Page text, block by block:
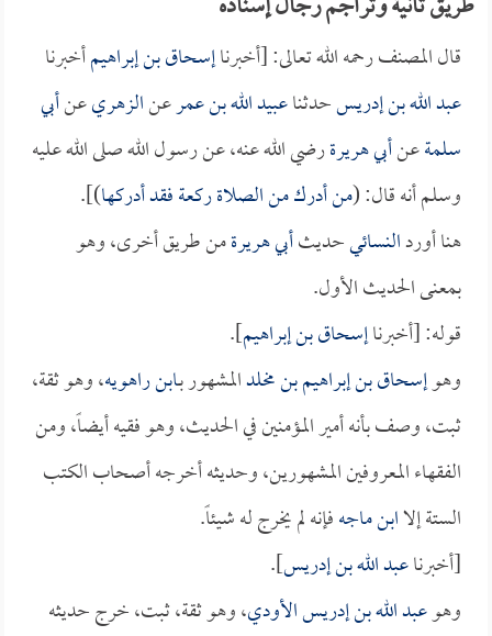
قال المصنف رحمه الله تعالى: [أخبرناإسحاق بن إبراهيمأخبرنا
عبد الله بن إدريسحدثناعبيد الله بن عمرعنالزهريعنأبي
سلمةعنأبي هريرةرضي الله عنه، عن رسول الله صلى الله عليه
وسلم أنه قال: (من أدرك من الصلاة ركعة فقد أدركها)].
هنا أوردالنسائيحديثأبي هريرةمن طريق أخرى، وهو
بمعنى الحديث الأول.
قوله: [أخبرناإسحاق بن إبراهيم].
وهوإسحاق بن إبراهيم بن مخلدالمشهور بـابن راهويه، وهو ثقة،
ثبت، وصف بأنه أمير المؤمنين في الحديث، وهو فقيه أيضاً، ومن
الفقهاء المعروفين المشهورين، وحديثه أخرجه أصحاب الكتب
الستة إلاابن ماجهفإنه لم يخرج له شيئاً.
[أخبرناعبد الله بن إدريس].
وهوعبد الله بن إدريس الأودي، وهو ثقة، ثبت، خرج حديثه